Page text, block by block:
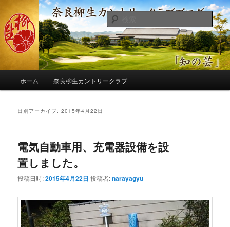
ン
コ
ン
へ
コ
ン
ツ
移
奈良柳生カントリークラブ総支配人
ブログ
季節の話題、クラブの出来事、コースの改修・更新作業、ゴルフに関する随
筆、喜怒哀楽などを気まぐれに発信します。
検
索
ホーム 奈良柳生カントリークラブ
日別アーカイブ:2015年4月22日
電気自動車用、充電器設備を設
置しました。
投稿日時:2015年4月22日 投稿者:narayagyu